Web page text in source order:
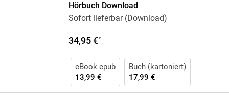
Hörbuch Download
Sofort lieferbar (Download)
34,95 €*
eBook epub
13,99 €
Buch (kartoniert)
17,99 €